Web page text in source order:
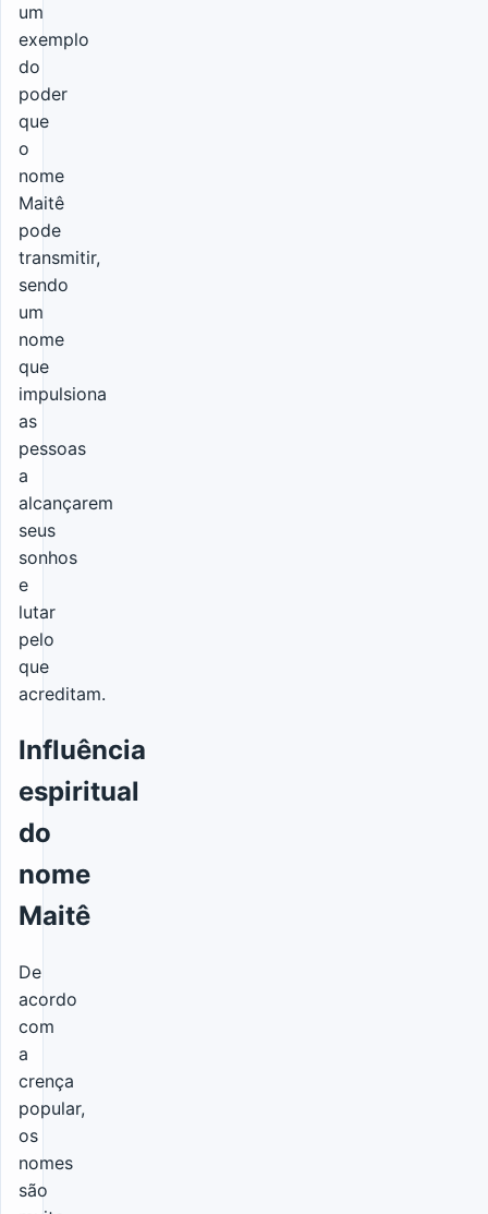
um
exemplo
do
poder
que
o
nome
Maitê
pode
transmitir,
sendo
um
nome
que
impulsiona
as
pessoas
a
alcançarem
seus
sonhos
e
lutar
pelo
que
acreditam.
Influência
espiritual
do
nome
Maitê
De
acordo
com
a
crença
popular,
os
nomes
são